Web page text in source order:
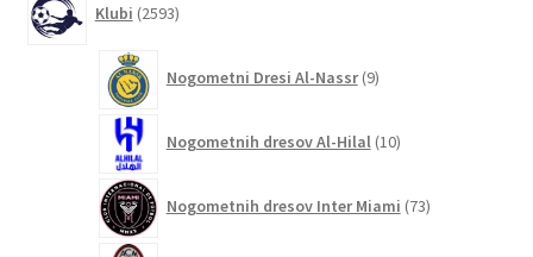
Klubi 2593izdelkov
Nogometni Dresi Al-Nassr 9izdelkov
Nogometnih dresov Al-Hilal 10izdelkov
Nogometnih dresov Inter Miami 73izdelkov